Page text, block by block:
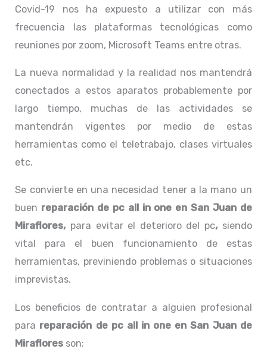
Covid-19 nos ha expuesto a utilizar con más
frecuencia las plataformas tecnológicas como
reuniones por zoom, Microsoft Teams entre otras.
La nueva normalidad y la realidad nos mantendrá
conectados a estos aparatos probablemente por
largo tiempo, muchas de las actividades se
mantendrán vigentes por medio de estas
herramientas como el teletrabajo, clases virtuales
etc.
Se convierte en una necesidad tener a la mano un
buen reparación de pc all in one en San Juan de
Miraflores, para evitar el deterioro del pc, siendo
vital para el buen funcionamiento de estas
herramientas, previniendo problemas o situaciones
imprevistas.
Los beneficios de contratar a alguien profesional
para reparación de pc all in one en San Juan de
Miraflores son: